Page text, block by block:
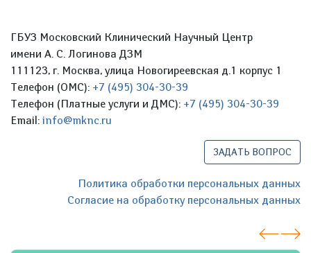
ГБУЗ Московский Клинический Научный Центр
имени А. С. Логинова ДЗМ
111123, г. Москва, улица Новогиреевская д.1 корпус 1
Телефон (ОМС): +7 (495) 304-30-39
Телефон (Платные услуги и ДМС): +7 (495) 304-30-39
Email: info@mknc.ru
ЗАДАТЬ ВОПРОС
Политика обработки персональных данных
Согласие на обработку персональных данных